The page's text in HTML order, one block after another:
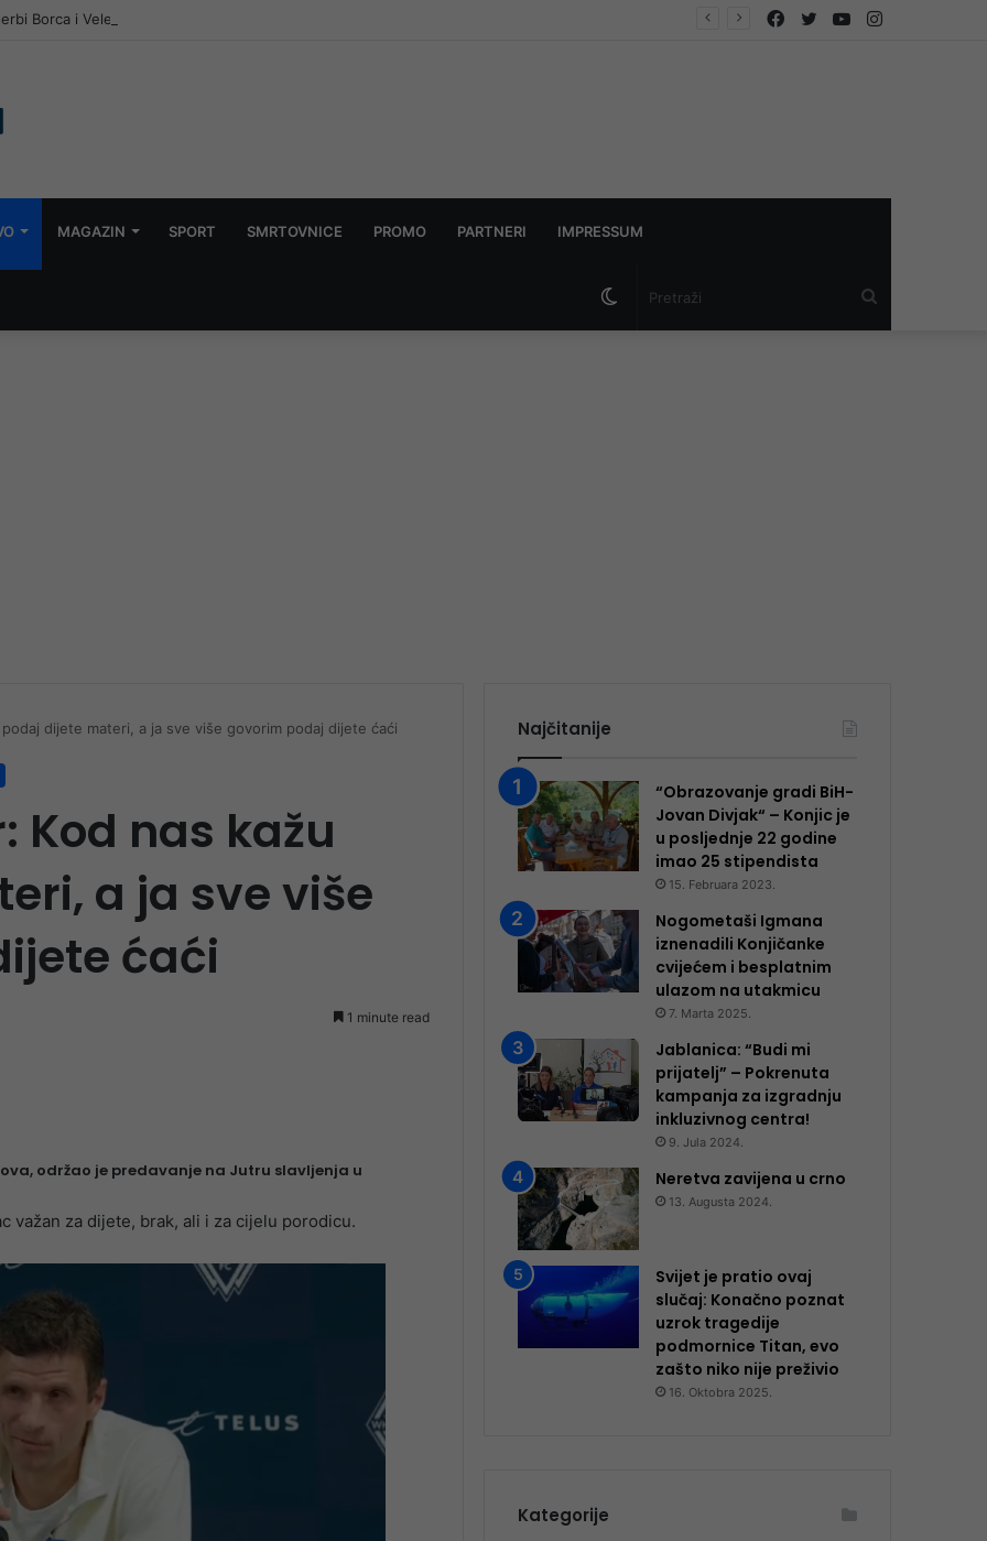
Borca i Veleža, poznato gdje će igrati Sarajevo i Radnik! Instagram
YouTube
Twitter
Facebook
MAGAZIN SPORT SMRTOVNICE PROMO PARTNERI IMPRESSUM
Switch
dijete materi, a ja sve više govorim podaj dijete ćaći
Kod nas kažu
a ja sve više
ćaći
1 minute read
održao je predavanje na Jutru slavljenja u
važan za dijete, brak, ali i za cijelu porodicu.
Najčitanije
“Obrazovanje gradi BiH-
Jovan Divjak“ – Konjic je
u posljednje 22 godine
imao 25 ​​stipendista
15. Februara 2023.
Nogometaši Igmana
iznenadili Konjičanke
cvijećem i besplatnim
ulazom na utakmicu
7. Marta 2025.
Jablanica: “Budi mi
prijatelj” – Pokrenuta
kampanja za izgradnju
inkluzivnog centra!
9. Jula 2024.
Neretva zavijena u crno
13. Augusta 2024.
Svijet je pratio ovaj
slučaj: Konačno poznat
uzrok tragedije
podmornice Titan, evo
zašto niko nije preživio
16. Oktobra 2025.
Kategorije